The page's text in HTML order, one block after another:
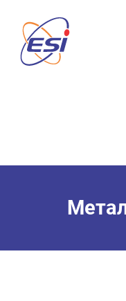
вмісту